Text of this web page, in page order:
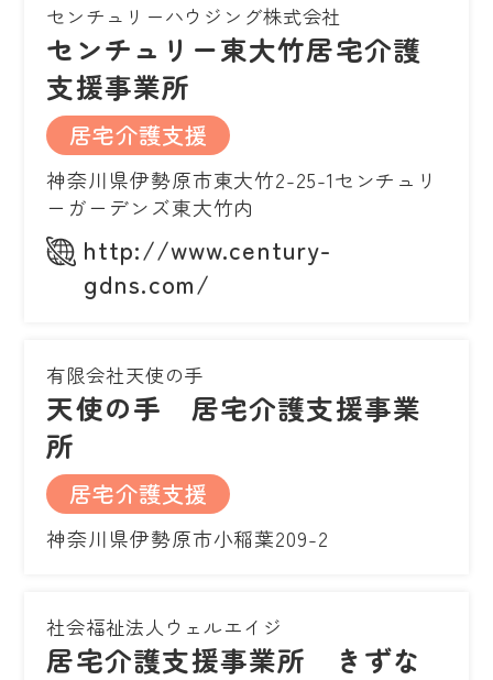
センチュリーハウジング株式会社
センチュリー東大竹居宅介護
支援事業所
居宅介護支援
神奈川県伊勢原市東大竹2-25-1センチュリ
ーガーデンズ東大竹内
http://www.century-
gdns.com/
有限会社天使の手
天使の手 居宅介護支援事業
所
居宅介護支援
神奈川県伊勢原市小稲葉209-2
社会福祉法人ウェルエイジ
居宅介護支援事業所 きずな